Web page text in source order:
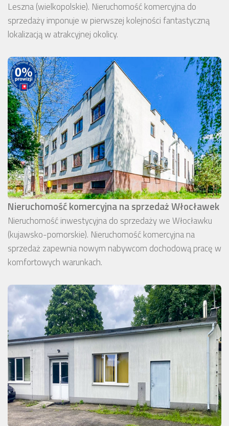
Leszna (wielkopolskie). Nieruchomość komercyjna do
sprzedaży imponuje w pierwszej kolejności fantastyczną
lokalizacją w atrakcyjnej okolicy.
Nieruchomość komercyjna na sprzedaż Włocławek
Nieruchomość inwestycyjna do sprzedaży we Włocławku
(kujawsko-pomorskie). Nieruchomość komercyjna na
sprzedaż zapewnia nowym nabywcom dochodową pracę w
komfortowych warunkach.